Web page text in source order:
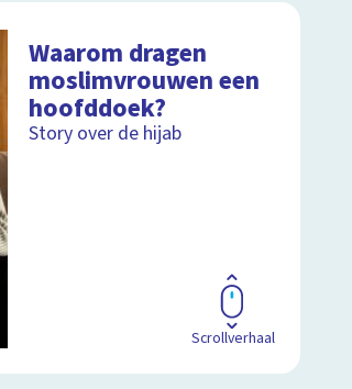
Waarom dragen
moslimvrouwen een
hoofddoek?
Story over de hijab
Scrollverhaal